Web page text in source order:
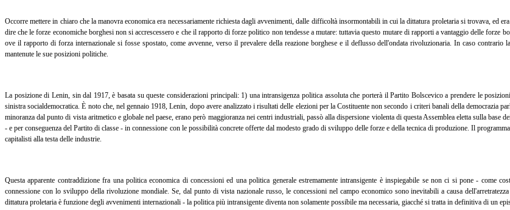
Occorre mettere in chiaro che la manovra economica era necessariamente richiesta dagli avvenimenti, dalle difficoltà insormontabili in cui la dittatura proletaria si trovava, ed era
dire che le forze economiche borghesi non si accrescessero e che il rapporto di forze politico non tendesse a mutare: tuttavia questo mutare di rapporti a vantaggio delle
ove il rapporto di forza internazionale si fosse spostato, come avvenne, verso il prevalere della reazione borghese e il deflusso dell'ondata rivoluzionaria. In caso contrario
mantenute le sue posizioni politiche.
La posizione di Lenin, sin dal 1917, è basata su queste considerazioni principali: 1) una intransigenza politica assoluta che porterà il Partito Bolscevico a prendere le
sinistra socialdemocratica. È noto che, nel gennaio 1918, Lenin, dopo avere analizzato i risultati delle elezioni per la Costituente non secondo i criteri banali della democrazia
minoranza dal punto di vista aritmetico e globale nel paese, erano però maggioranza nei centri industriali, passò alla dispersione violenta di questa Assemblea eletta sulla
- e per conseguenza del Partito di classe - in connessione con le possibilità concrete offerte dal modesto grado di sviluppo delle forze e della tecnica di produzione. Il
capitalisti alla testa delle industrie.
Questa apparente contraddizione fra una politica economica di concessioni ed una politica generale estremamente intransigente è inspiegabile se non ci si pone - come
connessione con lo sviluppo della rivoluzione mondiale. Se, dal punto di vista nazionale russo, le concessioni nel campo economico sono inevitabili a causa
dittatura proletaria è funzione degli avvenimenti internazionali - la politica più intransigente diventa non solamente possibile ma necessaria, giacché si tratta in definitiva di un